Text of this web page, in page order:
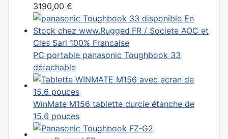
3190,00 €
PC portable panasonic Toughbook 33
détachable
WinMate M156 tablette durcie étanche de
15.6 pouces